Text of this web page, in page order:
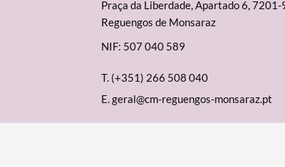
Praça da Liberdade, Apartado 6,
Reguengos de Monsaraz
NIF: 507 040 589
T. (+351) 266 508 040
E.geral@cm-reguengos-monsaraz.pt